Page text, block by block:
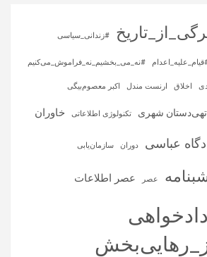
#زندانی_سیاسی
#نه_می_بخشیم_نه_فراموش_می‌کنیم
اخلاق ارنست مندل اکبر معصوم‌بیگی
تهی‌دستان شهری تکنولوژی اطلاعاتی خاوران
عباسی دوران سازمان‌یابی
عصر عصر اطلاعات